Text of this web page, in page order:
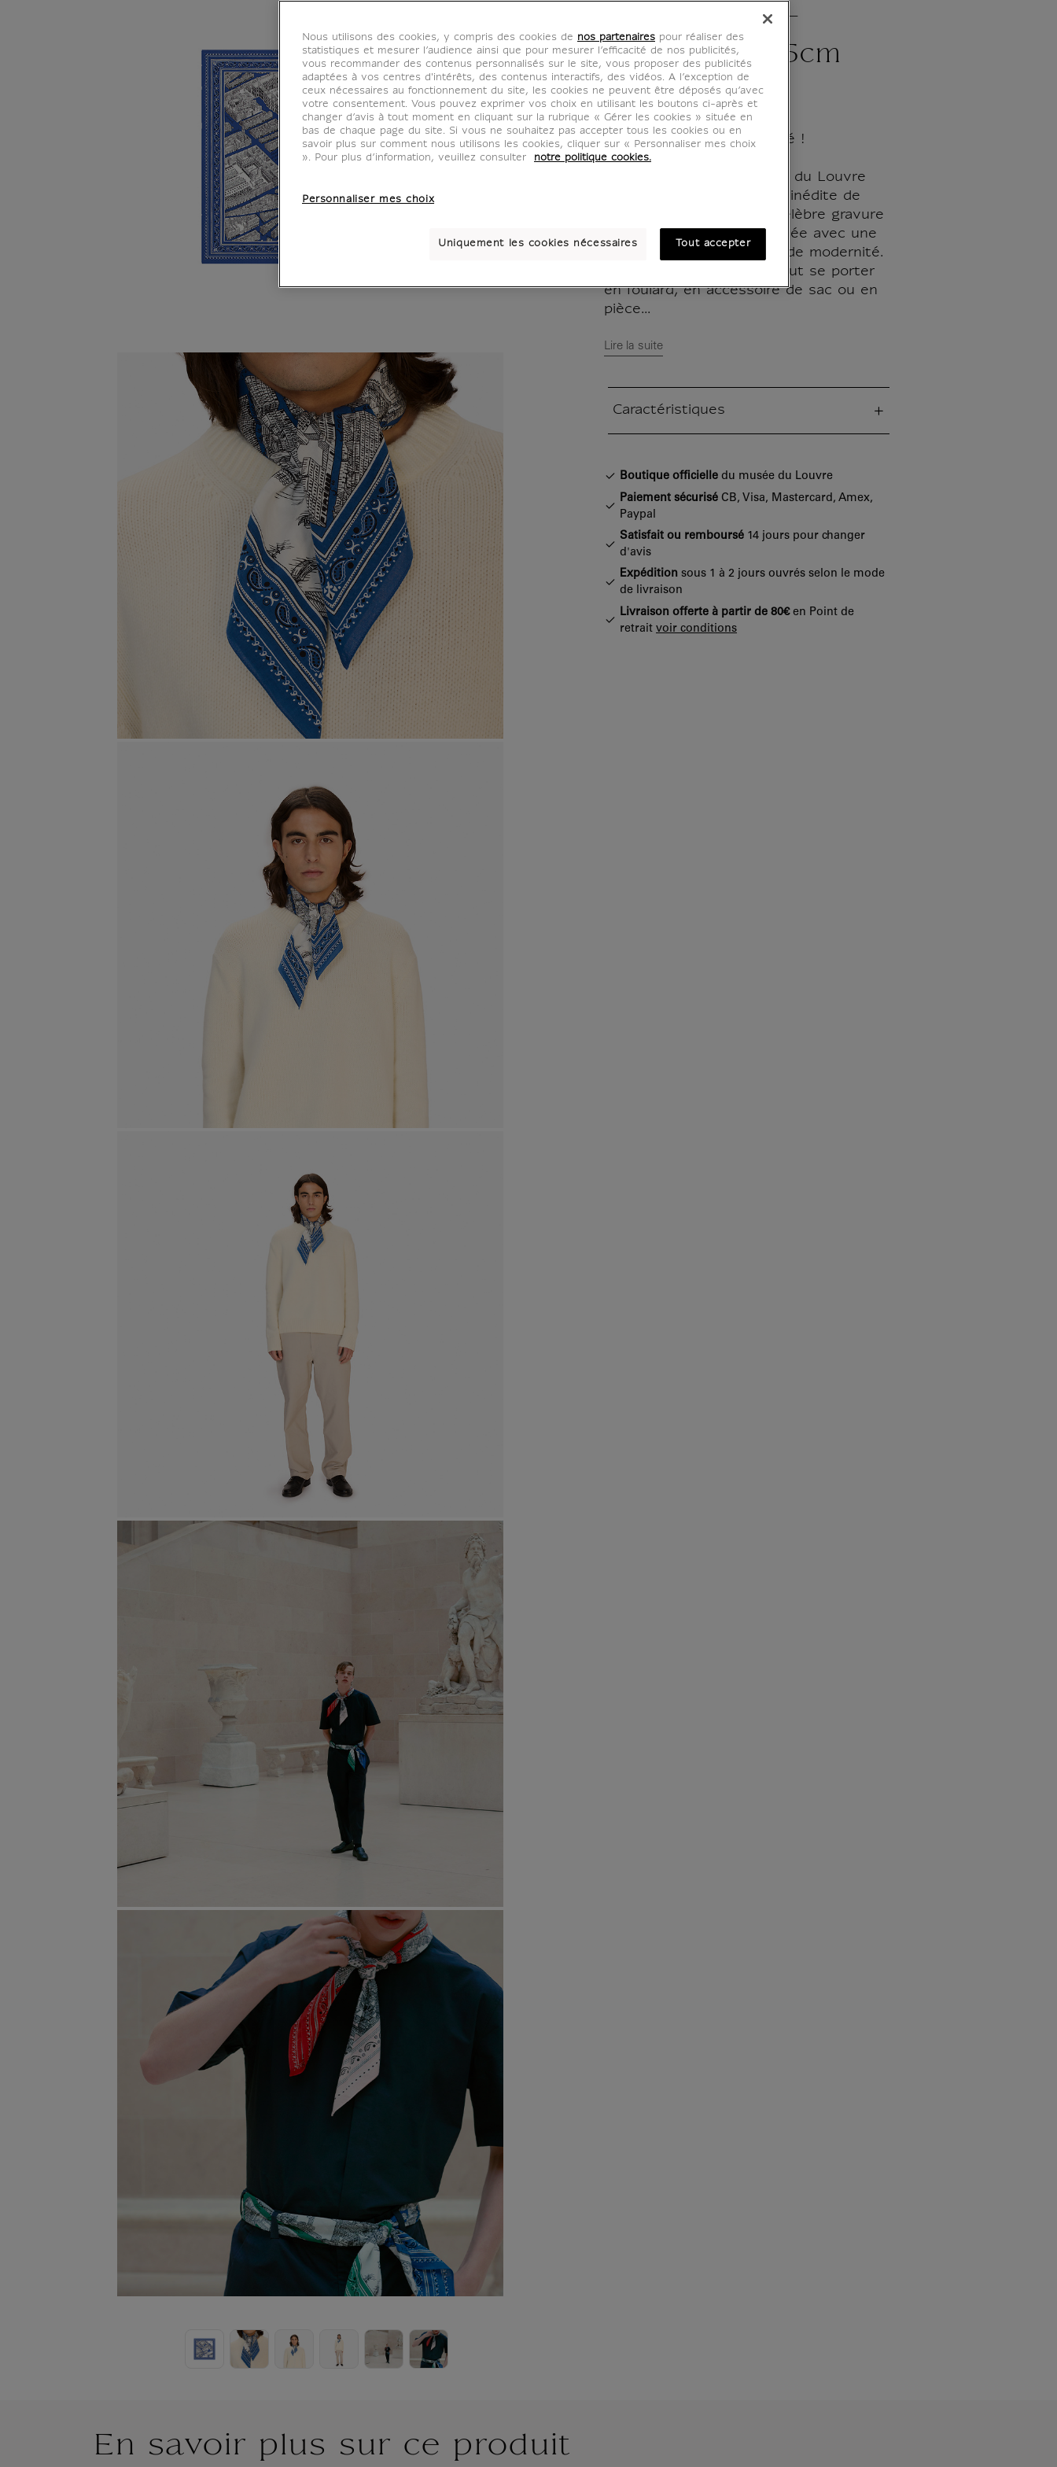
Louvre bleu -
Coton 65x65cm
CH000765
Plongez dans un Paris rêvé !
Inoui Editions et le musée du Louvre
présentent une collection inédite de
bandanas inspirée de la célèbre gravure
du plan Turgot et redessinée avec une
pointe colorée empreinte de modernité.
Ce carré de coton bleu peut se porter
en foulard, en accessoire de sac ou en
pièce...
Lire la suite
Caractéristiques
Boutique officielle du musée du Louvre
Paiement sécurisé CB, Visa, Mastercard, Amex,
Paypal
Satisfait ou remboursé 14 jours pour changer
d'avis
Expédition sous 1 à 2 jours ouvrés selon le mode
de livraison
Livraison offerte à partir de 80€en Point de
retrait voir conditions
En savoir plus sur ce produit
Nous utilisons des cookies, y compris des cookies de nos partenaires pour réaliser des
statistiques et mesurer l’audience ainsi que pour mesurer l’efficacité de nos publicités,
vous recommander des contenus personnalisés sur le site, vous proposer des publicités
adaptées à vos centres d'intérêts, des contenus interactifs, des vidéos. A l’exception de
ceux nécessaires au fonctionnement du site, les cookies ne peuvent être déposés qu’avec
votre consentement. Vous pouvez exprimer vos choix en utilisant les boutons ci-après et
changer d’avis à tout moment en cliquant sur la rubrique « Gérer les cookies » située en
bas de chaque page du site. Si vous ne souhaitez pas accepter tous les cookies ou en
savoir plus sur comment nous utilisons les cookies, cliquer sur « Personnaliser mes choix
». Pour plus d’information, veuillez consulter
notre politique cookies.
Personnaliser mes choix
Uniquement les cookies nécessaires Tout accepter